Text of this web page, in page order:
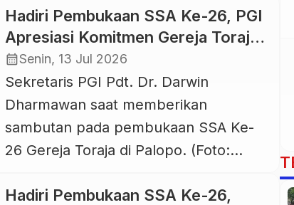
Kota Palopo sejak 09 Juli 2026, kini
memasukinya hari terakhir atau hari
Ke-5, Selasa 14 Juli 2026. Salah satu
agenda sidang yang paling menarik
perhatian jemaat Gereja Toraja adalah
pemilihan […]
Hadiri Pembukaan SSA Ke-26, PGI
Apresiasi Komitmen Gereja Toraja
Lawan Judi
calendar_monthSenin, 13 Jul 2026
Sekretaris PGI Pdt. Dr. Darwin
Dharmawan saat memberikan
sambutan pada pembukaan SSA Ke-
26 Gereja Toraja di Palopo. (Foto:
TORAJA.COM, PALOPO — Pembukaan
Hadiri Pembukaan SSA Ke-26,